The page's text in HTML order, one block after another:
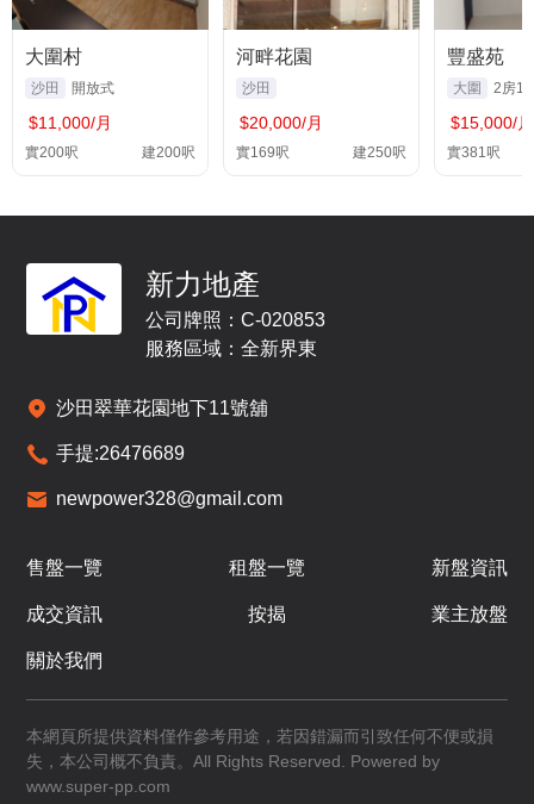
大圍村
沙田 開放式
$11,000/月
實200呎 建200呎
河畔花園
沙田
$20,000/月
實169呎 建250呎
豐盛苑
大圍 2房1
$15,000/月
實381呎
新力地產
公司牌照：C-020853
服務區域：全新界東
沙田翠華花園地下11號舖
手提:26476689
newpower328@gmail.com
售盤一覽 租盤一覽 新盤資訊
成交資訊 按揭 業主放盤
關於我們
本網頁所提供資料僅作參考用途，若因錯漏而引致任何不便或損
失，本公司概不負責。All Rights Reserved. Powered by
www.super-pp.com